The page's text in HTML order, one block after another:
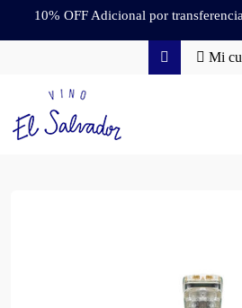
Skip to content
Skip to footer
10% OFF Adicional por
Search
Mi